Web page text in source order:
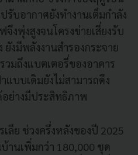
บอากาศยังทำงานเต็มกำลัง
งพุ่งสูงจนโครงข่ายเสี่ยงรับ
งมีพลังงานสำรองกระจาย
วมถึงแบตเตอรี่ของอาคาร
บบเดิมยังไม่สามารถดึง
ย่างมีประสิทธิภาพ
ลีย ช่วงครึ่งหลังของปี 2025
านเพิ่มกว่า 180,000 ชุด